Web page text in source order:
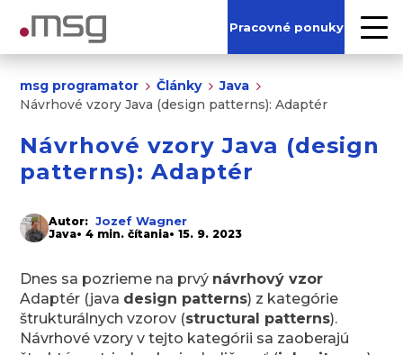
Pracovné ponuky
msg programator Články
Java
Návrhové vzory Java (design patterns): Adaptér
Návrhové vzory Java (design
patterns): Adaptér
Autor: Jozef Wagner
Java• 4 min. čítania• 15. 9. 2023
Dnes sa pozrieme na prvý návrhový vzor
Adaptér (java design patterns) z kategórie
štrukturálnych vzorov (structural patterns).
Návrhové vzory v tejto kategórii sa zaoberajú